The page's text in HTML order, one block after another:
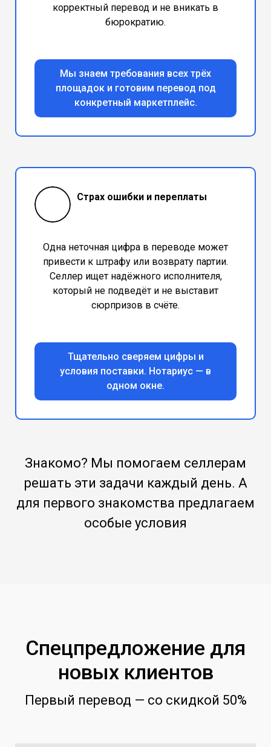
корректный перевод и не вникать в
бюрократию.
Мы знаем требования всех трёх
площадок и готовим перевод под
конкретный маркетплейс.
Страх ошибки и переплаты
Одна неточная цифра в переводе может
привести к штрафу или возврату партии.
Селлер ищет надёжного исполнителя,
который не подведёт и не выставит
сюрпризов в счёте.
Тщательно сверяем цифры и
условия поставки. Нотариус — в
одном окне.
Знакомо? Мы помогаем селлерам
решать эти задачи каждый день. А
для первого знакомства предлагаем
особые условия
Спецпредложение для
новых клиентов
Первый перевод — со скидкой 50%